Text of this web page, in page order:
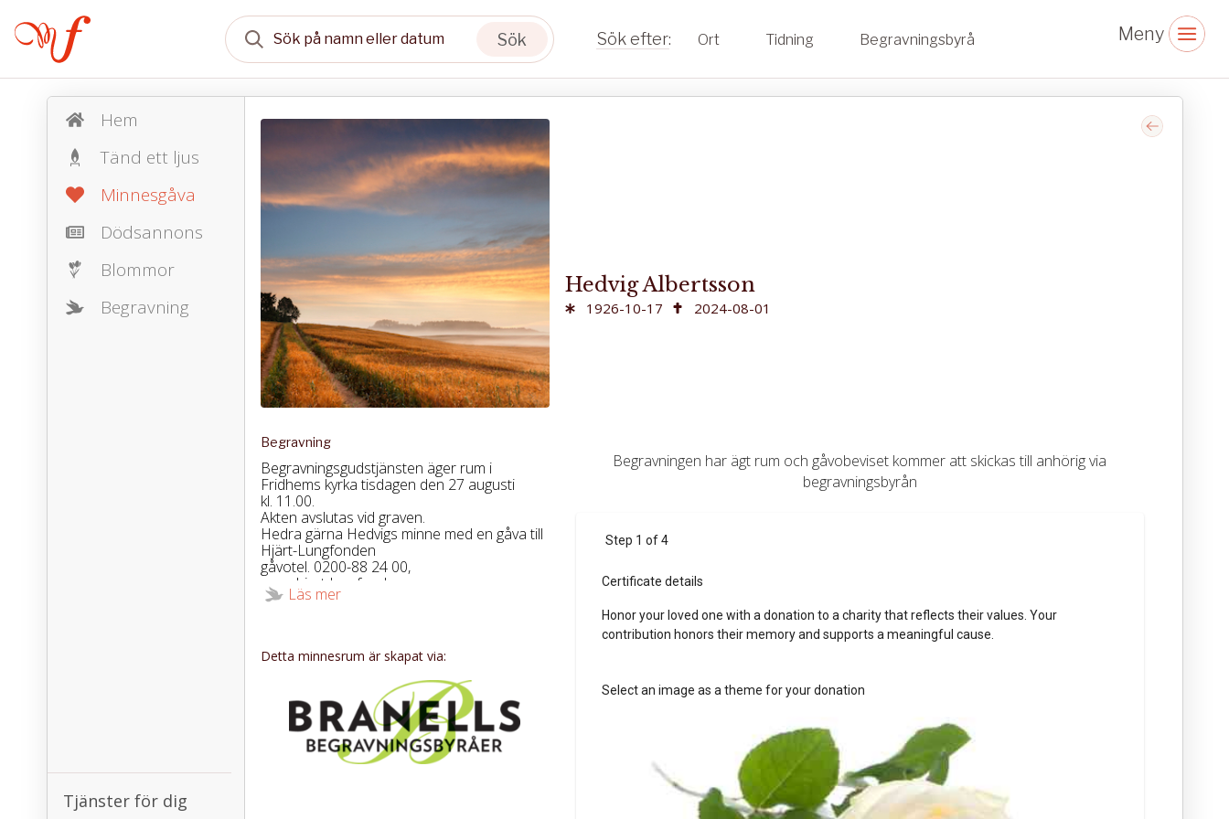
Sök Ort Tidning Begravningsbyrå
Hem
Tänd ett ljus
Minnesgåva
Dödsannons
Blommor
Begravning
Tjänster för dig
Begravning
Begravningsgudstjänsten äger rum i
Fridhems kyrka tisdagen den 27 augusti
kl. 11.00.
Akten avslutas vid graven.
Hedra gärna Hedvigs minne med en gåva till
Hjärt-Lungfonden
gåvotel. 0200-88 24 00,
www.hjart-lungfonden.se
Läs mer
Detta minnesrum är skapat via:
Hedvig Albertsson
1926-10-17 2024-08-01
Begravningen har ägt rum och gåvobeviset kommer att skickas till anhörig via
begravningsbyrån